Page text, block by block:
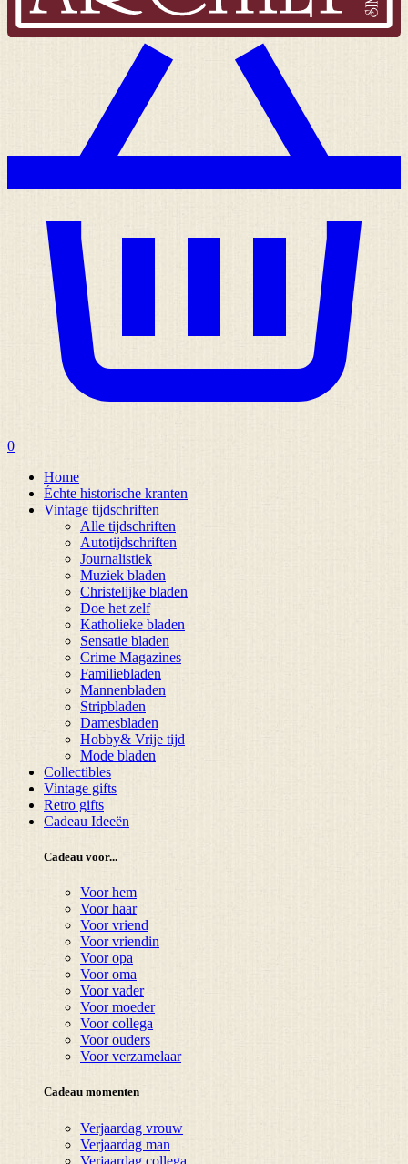
0
Home
Échte historische kranten
Vintage tijdschriften
Alle tijdschriften
Autotijdschriften
Journalistiek
Muziek bladen
Christelijke bladen
Doe het zelf
Katholieke bladen
Sensatie bladen
Crime Magazines
Familiebladen
Mannenbladen
Stripbladen
Damesbladen
Hobby& Vrije tijd
Mode bladen
Collectibles
Vintage gifts
Retro gifts
Cadeau Ideeën
Cadeau voor...
Voor hem
Voor haar
Voor vriend
Voor vriendin
Voor opa
Voor oma
Voor vader
Voor moeder
Voor collega
Voor ouders
Voor verzamelaar
Cadeau momenten
Verjaardag vrouw
Verjaardag man
Verjaardag collega